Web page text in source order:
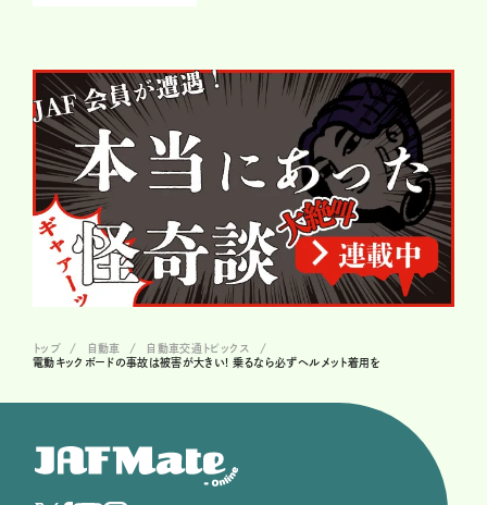
トップ 自動車
自動車交通トピックス
電動キックボードの事故は被害が大きい! 乗るなら必ずヘルメット着用を